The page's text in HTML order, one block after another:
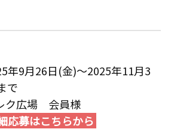
年9月26日(金)～2025年11月3
で
ク広場 会員様
応募はこちらから